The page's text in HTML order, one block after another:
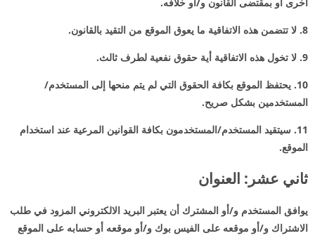
8. لا تتضمن هذه الاتفاقية ما يعوق الموقع من التقيد بالقانون.
9. لا تخول هذه الاتفاقية أية حقوق نفعية لطرف ثالث.
10. يحتفظ الموقع بكافة الحقوق التي لم يتم منحها إلى المستخدم/
المستخدمين بشكل صريح.
11. سيتقيد المستخدم/المستخدمون بكافة القوانين المرعية عند استخدام
الموقع.
ثاني عشر: العنوان
يوافق المستخدم و/أو المشترك أن يعتبر البريد الالكتروني المزود في طلب
الاشتراك و/أو موقعه على الفيس بوك و/أو موقعه أو حسابه على الموقع